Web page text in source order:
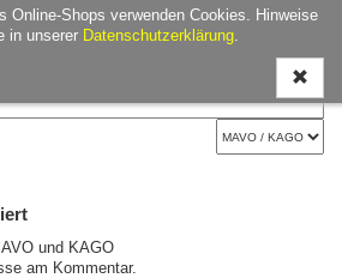
Online-Shops verwenden Cookies. Hinweise
in unserer Datenschutzerklärung.
ein-/
und KAGO
am Kommentar.